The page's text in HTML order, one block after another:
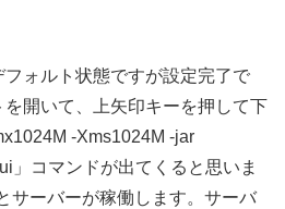
ォルト状態ですが設定完了で
開いて、上矢印キーを押して下
-Xms1024M -jar
」コマンドが出てくると思いま
サーバーが稼働します。サーバ